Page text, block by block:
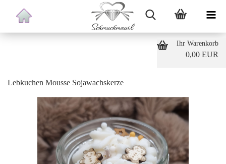
Ihr Warenkorb
0,00 EUR
Lebkuchen Mousse Sojawachskerze